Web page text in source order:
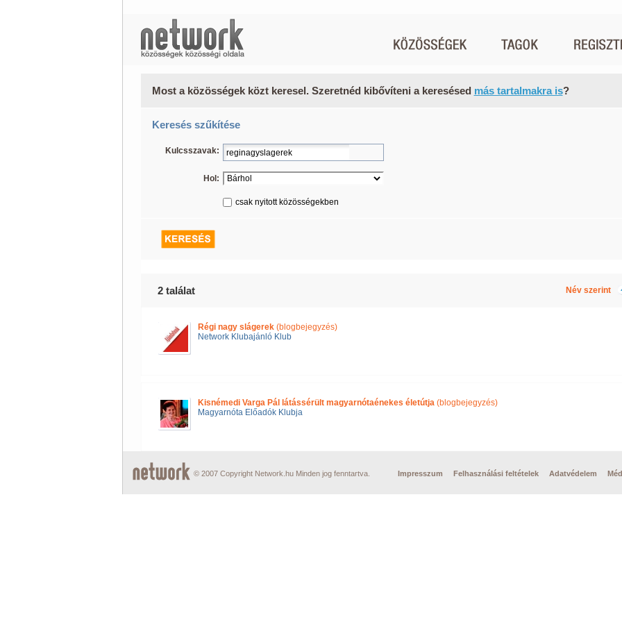
Most a közösségek közt keresel. Szeretnéd kibővíteni a keresésed más tartalmakra is?
Keresés szűkítése
Kulcsszavak:
Hol:
csak nyitott közösségekben
2 találat Név szerint
Régi nagy slágerek(blogbejegyzés)
Network Klubajánló Klub
Kisnémedi Varga Pál látássérült magyarnótaénekes életútja(blogbejegyzés)
Magyarnóta Előadók Klubja
© 2007 Copyright Network.hu Minden jog fenntartva. Impresszum Felhasználási feltételek Adatvédelem